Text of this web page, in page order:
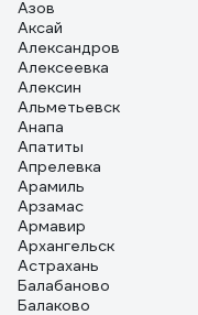
Азов
Аксай
Александров
Алексеевка
Алексин
Альметьевск
Анапа
Апатиты
Апрелевка
Арамиль
Арзамас
Армавир
Архангельск
Астрахань
Балабаново
Балаково